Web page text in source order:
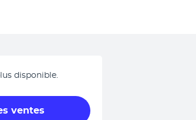
disponible.
ventes